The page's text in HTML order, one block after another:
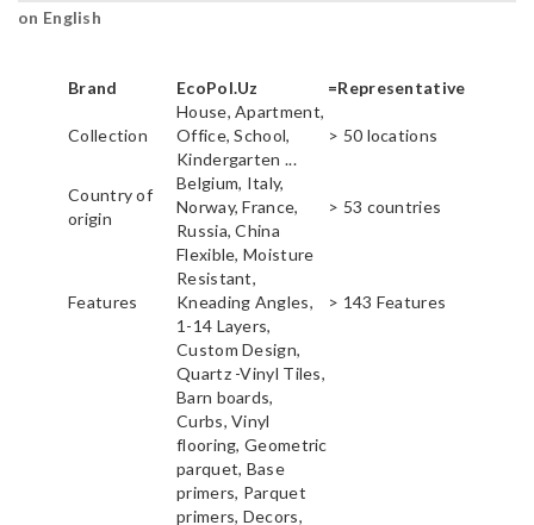
on English
Brand EcoPol.Uz =Representative
Collection
House, Apartment,
Office, School,
Kindergarten ...
> 50 locations
Country of
origin
Belgium, Italy,
Norway, France,
Russia, China
> 53 countries
Features
Flexible, Moisture
Resistant,
Kneading Angles,
1-14 Layers,
Custom Design,
> 143 Features
Quartz -Vinyl Tiles,
Barn boards,
Curbs, Vinyl
flooring, Geometric
parquet, Base
primers, Parquet
primers, Decors,